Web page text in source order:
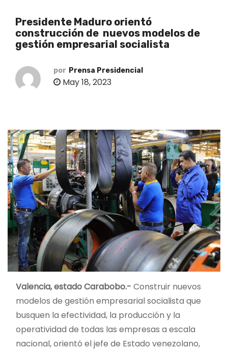
Presidente Maduro orientó
construcción de nuevos modelos de
gestión empresarial socialista
por Prensa Presidencial
May 18, 2023
Valencia, estado Carabobo.- Construir nuevos
modelos de gestión empresarial socialista que
busquen la efectividad, la producción y la
operatividad de todas las empresas a escala
nacional, orientó el jefe de Estado venezolano,